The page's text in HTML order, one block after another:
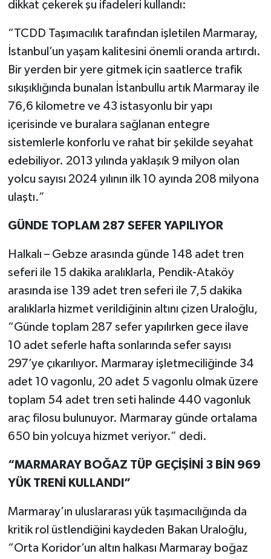
dikkat çekerek şu ifadeleri kullandı:
“TCDD Taşımacılık tarafından işletilen Marmaray,
İstanbul’un yaşam kalitesini önemli oranda artırdı.
Bir yerden bir yere gitmek için saatlerce trafik
sıkışıklığında bunalan İstanbullu artık Marmaray ile
76,6 kilometre ve 43 istasyonlu bir yapı
içerisinde ve buralara sağlanan entegre
sistemlerle konforlu ve rahat bir şekilde seyahat
edebiliyor. 2013 yılında yaklaşık 9 milyon olan
yolcu sayısı 2024 yılının ilk 10 ayında 208 milyona
ulaştı.”
GÜNDE TOPLAM 287 SEFER YAPILIYOR
Halkalı – Gebze arasında günde 148 adet tren
seferi ile 15 dakika aralıklarla, Pendik-Ataköy
arasında ise 139 adet tren seferi ile 7,5 dakika
aralıklarla hizmet verildiğinin altını çizen Uraloğlu,
“Günde toplam 287 sefer yapılırken gece ilave
10 adet seferle hafta sonlarında sefer sayısı
297’ye çıkarılıyor. Marmaray işletmeciliğinde 34
adet 10 vagonlu, 20 adet 5 vagonlu olmak üzere
toplam 54 adet tren seti halinde 440 vagonluk
araç filosu bulunuyor. Marmaray günde ortalama
650 bin yolcuya hizmet veriyor.” dedi.
“MARMARAY BOĞAZ TÜP GEÇİŞİNİ 3 BİN 969
YÜK TRENİ KULLANDI”
Marmaray’ın uluslararası yük taşımacılığında da
kritik rol üstlendiğini kaydeden Bakan Uraloğlu,
“Orta Koridor’un altın halkası Marmaray boğaz